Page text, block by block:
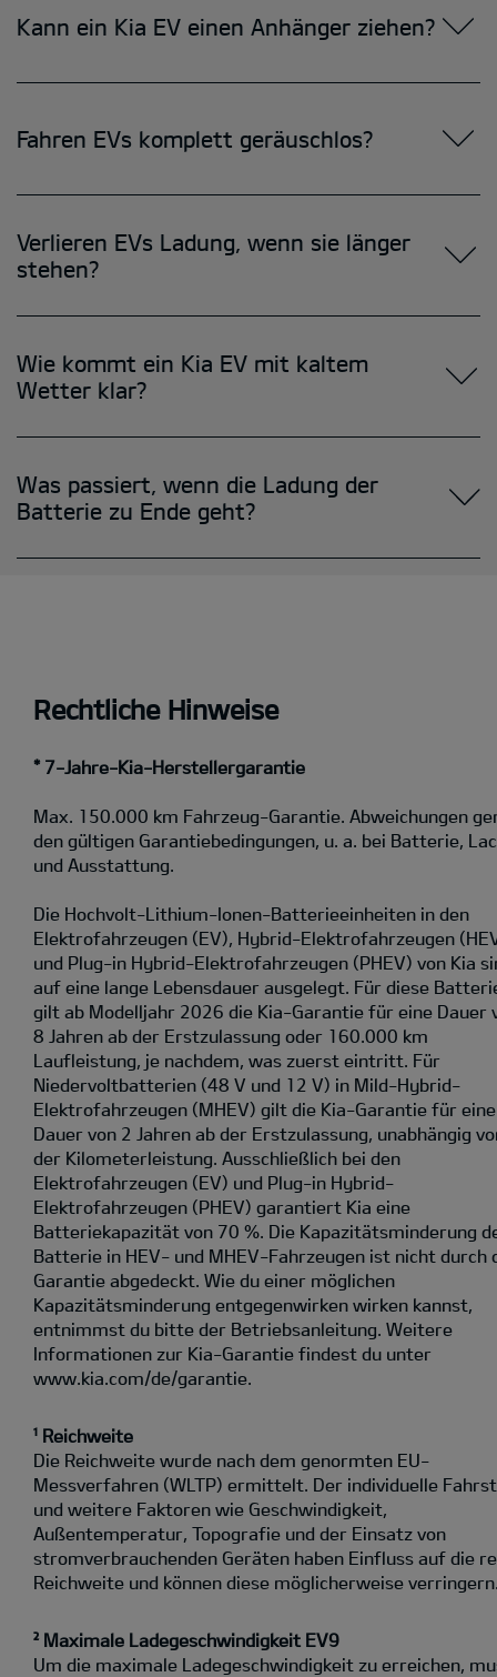
Rechtliche Hinweise
* 7-Jahre-Kia-Herstellergarantie
Max. 150.000 km Fahrzeug-Garantie. Abweichungen
den gültigen Garantiebedingungen, u. a. bei Batterie,
und Ausstattung.
Die Hochvolt-Lithium-Ionen-Batterieeinheiten in den
Elektrofahrzeugen (EV), Hybrid-Elektrofahrzeugen
und Plug-in Hybrid-Elektrofahrzeugen (PHEV) von Kia
auf eine lange Lebensdauer ausgelegt. Für diese
gilt ab Modelljahr 2026 die Kia-Garantie für eine Dauer
8 Jahren ab der Erstzulassung oder 160.000 km
Laufleistung, je nachdem, was zuerst eintritt. Für
Niedervoltbatterien (48 V und 12 V) in Mild-Hybrid-
Elektrofahrzeugen (MHEV) gilt die Kia-Garantie für eine
Dauer von 2 Jahren ab der Erstzulassung, unabhängig
der Kilometerleistung. Ausschließlich bei den
Elektrofahrzeugen (EV) und Plug-in Hybrid-
Elektrofahrzeugen (PHEV) garantiert Kia eine
Batteriekapazität von 70 %. Die Kapazitätsminderung
Batterie in HEV- und MHEV-Fahrzeugen ist nicht durch
Garantie abgedeckt. Wie du einer möglichen
Kapazitätsminderung entgegenwirken wirken kannst,
entnimmst du bitte der Betriebsanleitung. Weitere
Informationen zur Kia-Garantie findest du unter
www.kia.com/de/garantie.
¹ Reichweite
Die Reichweite wurde nach dem genormten EU-
Messverfahren (WLTP) ermittelt. Der individuelle
und weitere Faktoren wie Geschwindigkeit,
Außentemperatur, Topografie und der Einsatz von
stromverbrauchenden Geräten haben Einfluss auf die
Reichweite und können diese möglicherweise
² Maximale Ladegeschwindigkeit EV9
Um die maximale Ladegeschwindigkeit zu erreichen,